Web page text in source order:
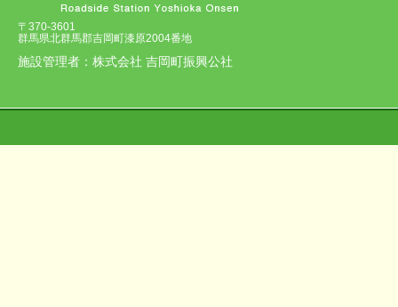
〒370-3601
群馬県北群馬郡吉岡町漆原2004番地
施設管理者：株式会社 吉岡町振興公社